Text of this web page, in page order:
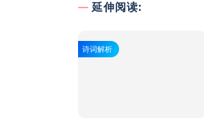
延伸阅读:
诗词解析